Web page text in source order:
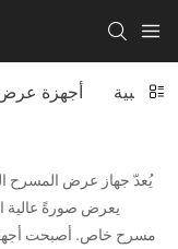
أجهزة عرض مكتبية
يُعدّ جهاز عرض المسرح
يعرض صورةً عالية
مسرح خاص. أصبحت أجهزة